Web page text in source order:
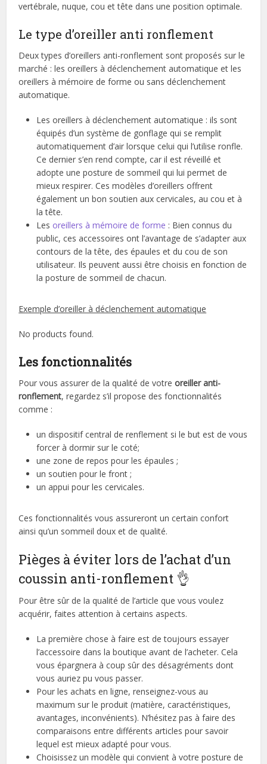
vertébrale, nuque, cou et tête dans une position optimale.
Le type d’oreiller anti ronflement
Deux types d’oreillers anti-ronflement sont proposés sur le
marché : les oreillers à déclenchement automatique et les
oreillers à mémoire de forme ou sans déclenchement
automatique.
Les oreillers à déclenchement automatique : ils sont
équipés d’un système de gonflage qui se remplit
automatiquement d’air lorsque celui qui l’utilise ronfle.
Ce dernier s’en rend compte, car il est réveillé et
adopte une posture de sommeil qui lui permet de
mieux respirer. Ces modèles d’oreillers offrent
également un bon soutien aux cervicales, au cou et à
la tête.
Les oreillers à mémoire de forme : Bien connus du
public, ces accessoires ont l’avantage de s’adapter aux
contours de la tête, des épaules et du cou de son
utilisateur. Ils peuvent aussi être choisis en fonction de
la posture de sommeil de chacun.
Exemple d’oreiller à déclenchement automatique
No products found.
Les fonctionnalités
Pour vous assurer de la qualité de votreoreiller anti-
ronflement, regardez s’il propose des fonctionnalités
comme :
un dispositif central de renflement si le but est de vous
forcer à dormir sur le coté;
une zone de repos pour les épaules ;
un soutien pour le front ;
un appui pour les cervicales.
Ces fonctionnalités vous assureront un certain confort
ainsi qu’un sommeil doux et de qualité.
Pièges à éviter lors de l’achat d’un
coussin anti-ronflement 👌
Pour être sûr de la qualité de l’article que vous voulez
acquérir, faites attention à certains aspects.
La première chose à faire est de toujours essayer
l’accessoire dans la boutique avant de l’acheter. Cela
vous épargnera à coup sûr des désagréments dont
vous auriez pu vous passer.
Pour les achats en ligne, renseignez-vous au
maximum sur le produit (matière, caractéristiques,
avantages, inconvénients). N’hésitez pas à faire des
comparaisons entre différents articles pour savoir
lequel est mieux adapté pour vous.
Choisissez un modèle qui convient à votre posture de